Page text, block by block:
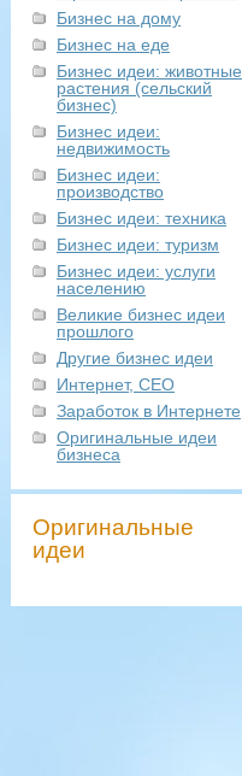
Бизнес на дому
Бизнес на еде
Бизнес идеи: животные,
растения (сельский
бизнес)
Бизнес идеи:
недвижимость
Бизнес идеи:
производство
Бизнес идеи: техника
Бизнес идеи: туризм
Бизнес идеи: услуги
населению
Великие бизнес идеи
прошлого
Другие бизнес идеи
Интернет, СЕО
Заработок в Интернете
Оригинальные идеи
бизнеса
Оригинальные
идеи